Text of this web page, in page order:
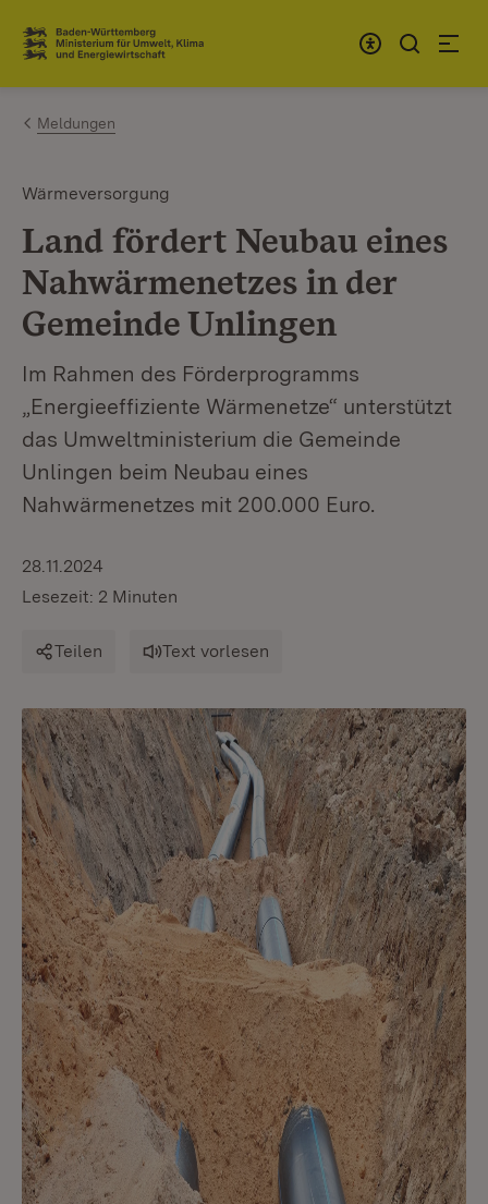
Zum Inhalt springen
Link zur Startseite
Meldungen
Wärmeversorgung
Land fördert Neubau eines
Nahwärmenetzes in der
Gemeinde Unlingen
Im Rahmen des Förderprogramms
„Energieeffiziente Wärmenetze“ unterstützt
das Umweltministerium die Gemeinde
Unlingen beim Neubau eines
Nahwärmenetzes mit 200.000 Euro.
28.11.2024
Lesezeit: 2 Minuten
Teilen Text vorlesen